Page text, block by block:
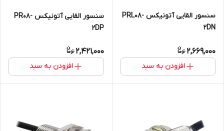
سنسور القایی آتونیکس PRL08-
2DN
2,669,000
افزودن به سبد
سنسور القایی آتونیکس PR08-
2DP
2,421,000
افزودن به سبد